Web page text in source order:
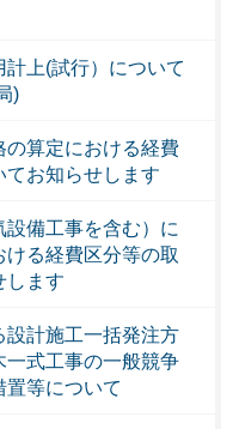
上(試行）について
)
の算定における経費
てお知らせします
備工事を含む）に
る経費区分等の取
します
設計施工一括発注方
一式工事の一般競争
置等について